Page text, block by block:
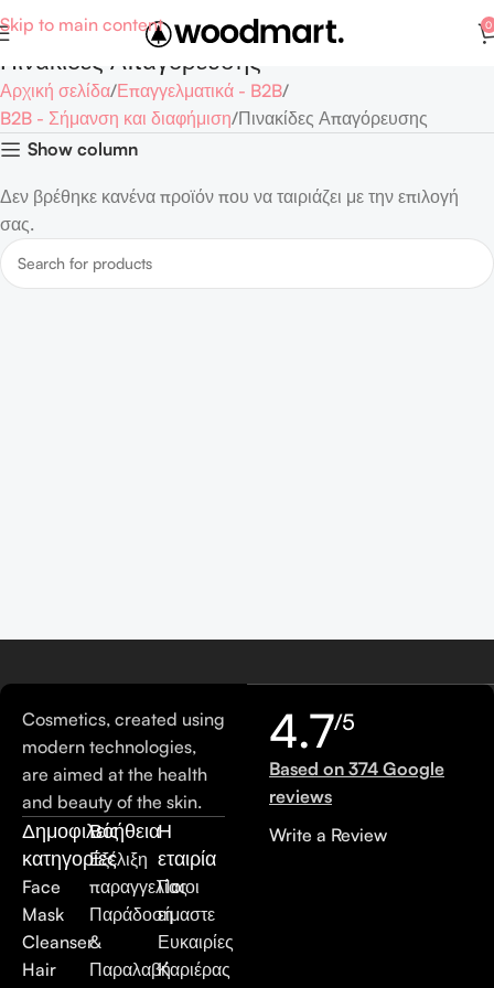
Skip to main content 0
Πινακίδες Απαγόρευσης
Αρχική σελίδα Επαγγελματικά - B2B
B2B - Σήμανση και διαφήμιση Πινακίδες Απαγόρευσης
Show column
Δεν βρέθηκε κανένα προϊόν που να ταιριάζει με την επιλογή
σας.
Cosmetics, created using
modern technologies,
are aimed at the health
and beauty of the skin.
Δημοφιλείς
κατηγορίες
Face
Mask
Cleanser
Hair
Βοήθεια
Εξέλιξη
παραγγελίας
Παράδοση
&
Παραλαβή
Η
εταιρία
Ποιοι
είμαστε
Ευκαιρίες
Καριέρας
4.7/5
Based on 374 Google
reviews
Write a Review